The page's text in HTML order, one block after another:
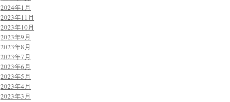
2024年1月
2023年11月
2023年10月
2023年9月
2023年8月
2023年7月
2023年6月
2023年5月
2023年4月
2023年3月